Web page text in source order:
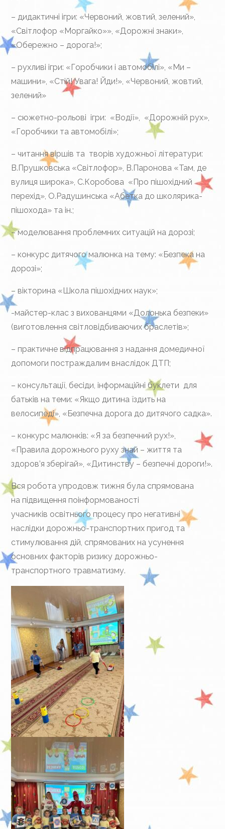
– дидактичні ігри: «Червоний, жовтий, зелений»,
«Світлофор «Моргайко»», «Дорожні знаки»,
«Обережно – дорога!»;
– рухливі ігри: «Горобчики і автомобілі», «Ми –
машини», «Стій! Увага! Йди!», «Червоний, жовтий,
зелений»
– сюжетно-рольові ігри: «Водії», «Дорожній рух»,
«Горобчики та автомобілі»;
– читання віршів та творів художньої літератури:
В.Прушковська «Світлофор», В.Паронова «Там, де
вулиця широка», С.Коробова «Про пішохідний
перехід», О.Радушинська «Абетка до школярика-
пішохода» та ін.;
– моделювання проблемних ситуацій на дорозі;
– конкурс дитячого малюнка на тему: «Безпека на
дорозі»;
– вікторина «Школа пішохідних наук»;
-майстер-клас з вихованцями «Долонька безпеки»
(виготовлення світловідбиваючих браслетів»;
– практичне відпрацювання з надання домедичної
допомоги постраждалим внаслідок ДТП;
– консультації, бесіди, інформаційні буклети для
батьків на теми: «Якщо дитина їздить на
велосипеді», «Безпечна дорога до дитячого садка».
– конкурс малюнків: «Я за безпечний рух!»,
«Правила дорожнього руху знай – життя та
здоров’я зберігай», «Дитинству – безпечні дороги!».
Вся робота упродовж тижня була спрямована
на підвищення поінформованості
учасників освітнього процесу про негативні
наслідки дорожньо-транспортних пригод та
стимулювання дій, спрямованих на усунення
основних факторів ризику дорожньо-
транспортного травматизму.